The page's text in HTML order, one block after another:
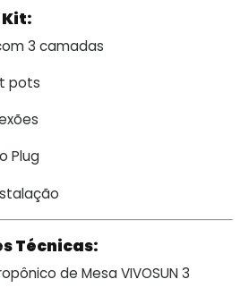
3 camadas
pots
Plug
Técnicas:
de Mesa VIVOSUN 3